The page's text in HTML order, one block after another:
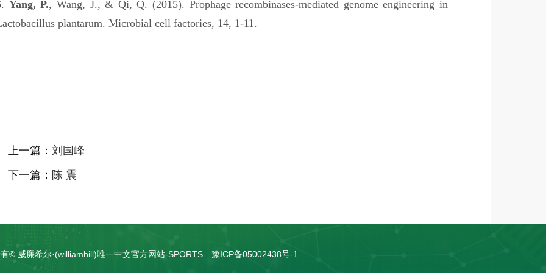
Yang, P., Wang, J., & Qi, Q. (2015). Prophage recombinases-mediated genome engineering in
plantarum. Microbial cell factories, 14, 1-11.
上一篇：刘国峰
下一篇： 陈 震
© 威廉希尔·(williamhill)唯一中文官方网站-SPORTS 豫ICP备05002438号-1